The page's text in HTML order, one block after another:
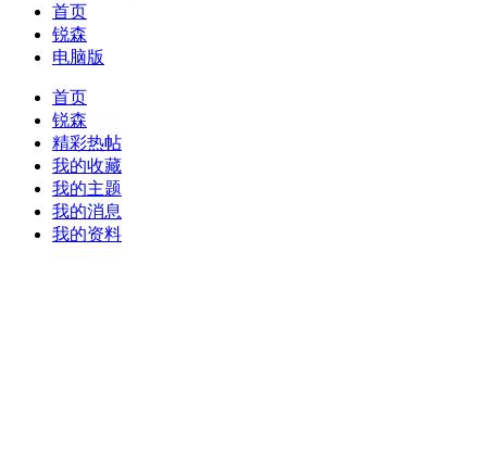
首页
锐森
电脑版
首页
锐森
精彩热帖
我的收藏
我的主题
我的消息
我的资料